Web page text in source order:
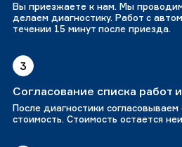
Вы приезжаете к нам. Мы
делаем диагностику. Работ с
течении 15 минут после приезда.
3
Согласование списка работ
После диагностики согласовываем
стоимость. Стоимость остается